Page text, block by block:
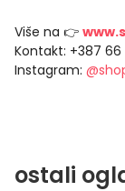
Više na 👉
Kontakt: +387
Instagram:
ostali